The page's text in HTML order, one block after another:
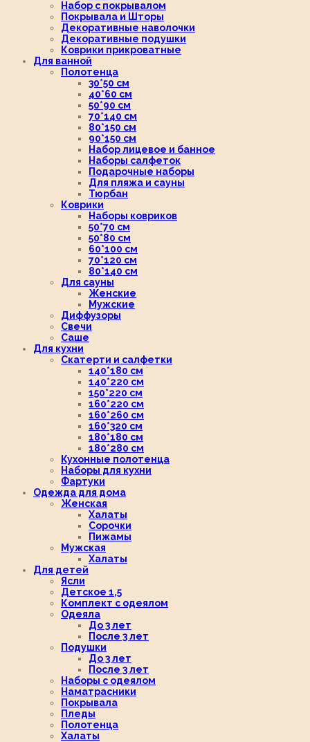
Набор с покрывалом
Покрывала и Шторы
Декоративные наволочки
Декоративные подушки
Коврики прикроватные
Для ванной
Полотенца
30*50 см
40*60 см
50*90 см
70*140 см
80*150 см
90*150 см
Набор лицевое и банное
Наборы салфеток
Подарочные наборы
Для пляжа и сауны
Тюрбан
Коврики
Наборы ковриков
50*70 см
50*80 см
60*100 см
70*120 см
80*140 см
Для сауны
Женские
Мужские
Диффузоры
Свечи
Саше
Для кухни
Скатерти и салфетки
140*180 см
140*220 см
150*220 см
160*220 см
160*260 см
160*320 см
180*180 см
180*280 см
Кухонные полотенца
Наборы для кухни
Фартуки
Одежда для дома
Женская
Халаты
Сорочки
Пижамы
Мужская
Халаты
Для детей
Ясли
Детское 1,5
Комплект с одеялом
Одеяла
До 3 лет
После 3 лет
Подушки
До 3 лет
После 3 лет
Наборы с одеялом
Наматрасники
Покрывала
Пледы
Полотенца
Халаты